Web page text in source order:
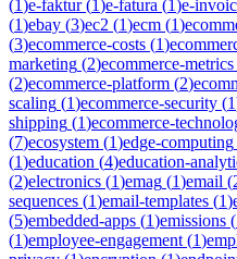
(1)e-faktur(1)e-fatura (1)e-
(1)ebay (3)ec2 (1)ecm (1)
(3)ecommerce-costs (1)
marketing (2)ecommerce-metrics
(2)ecommerce-platform (2)
scaling (1)ecommerce-security (1
shipping (1)ecommerce-
(7)ecosystem (1)edge-computing
(1)education (4)education-
(2)electronics (1)emag (1)email (
sequences (1)email-templates (1)
(5)embedded-apps (1)emissions (
(1)employee-engagement (1)